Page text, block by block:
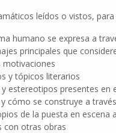
leídos o vistos,
humano se expresa a
principales que
motivaciones
y tópicos literarios
estereotipos presentes
cómo se construye a
de la puesta en
con otras obras